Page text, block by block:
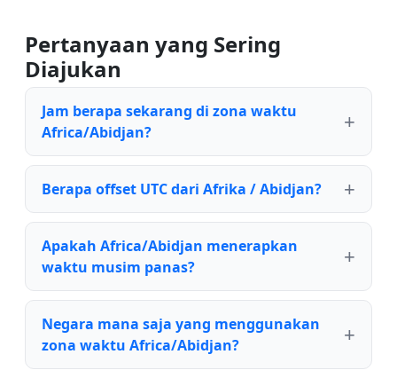
Pertanyaan yang Sering
Diajukan
Jam berapa sekarang di zona waktu
Africa/Abidjan?
Berapa offset UTC dari Afrika / Abidjan?
Apakah Africa/Abidjan menerapkan
waktu musim panas?
Negara mana saja yang menggunakan
zona waktu Africa/Abidjan?